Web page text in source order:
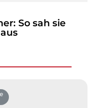
So sah sie